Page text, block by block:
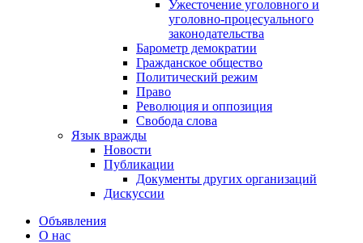
Ужесточение уголовного и
уголовно-процесуального
законодательства
Барометр демократии
Гражданское общество
Политический режим
Право
Революция и оппозиция
Свобода слова
Язык вражды
Новости
Публикации
Документы других организаций
Дискуссии
Объявления
О нас